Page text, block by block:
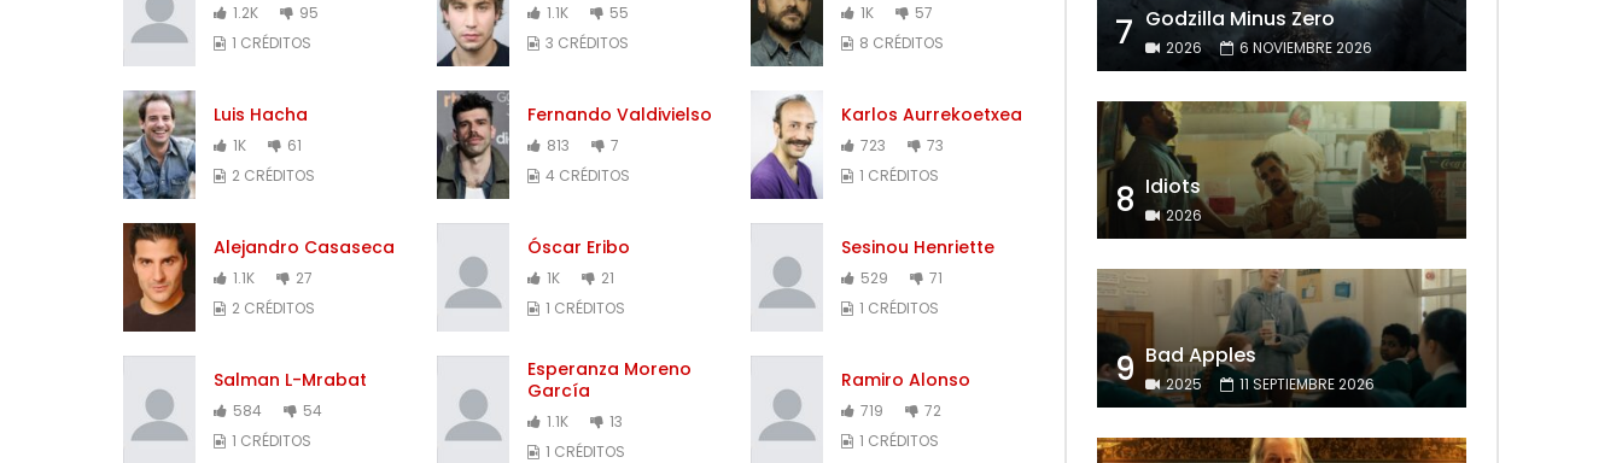
1.2K
95
1 CRÉDITOS
1.1K
55
3 CRÉDITOS
1K
57
8 CRÉDITOS
Luis Hacha
1K
61
2 CRÉDITOS
Fernando Valdivielso
813
7
4 CRÉDITOS
Karlos Aurrekoetxea
723
73
1 CRÉDITOS
Alejandro Casaseca
1.1K
27
2 CRÉDITOS
Óscar Eribo
1K
21
1 CRÉDITOS
Sesinou Henriette
529
71
1 CRÉDITOS
Salman L-Mrabat
584
54
1 CRÉDITOS
Esperanza Moreno
García
1.1K
13
1 CRÉDITOS
Ramiro Alonso
719
72
1 CRÉDITOS
7 Godzilla Minus Zero
2026 6 NOVIEMBRE 2026
8 Idiots
2026
9 Bad Apples
2025 11 SEPTIEMBRE 2026